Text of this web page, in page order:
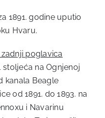
1891. godine uputio
Hvaru.
poglavica
stoljeća na Ognjenoj
kanala Beagle
od 1891. do 1893. na
i Navarinu